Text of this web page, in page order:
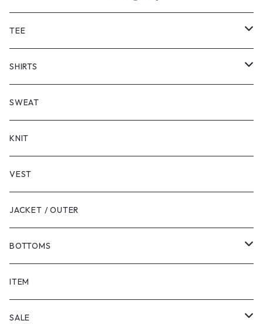
TEE
SHORT SLEEVE
LONG SLEEVE
SHIRTS
SHORT SLEEVE
LONG SLEEVE
SWEAT
KNIT
VEST
JACKET / OUTER
BOTTOMS
SHORTS
PANTS
ITEM
SALE